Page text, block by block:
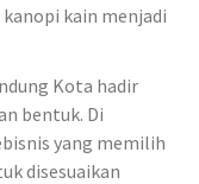
kain menjadi
Kota hadir
bentuk. Di
yang memilih
disesuaikan